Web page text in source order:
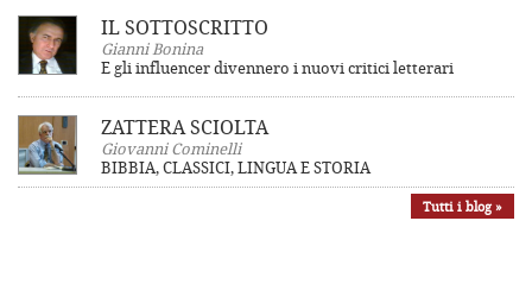
IL SOTTOSCRITTO
Gianni Bonina
E gli influencer divennero i nuovi critici letterari
ZATTERA SCIOLTA
Giovanni Cominelli
BIBBIA, CLASSICI, LINGUA E STORIA
Tutti i blog »